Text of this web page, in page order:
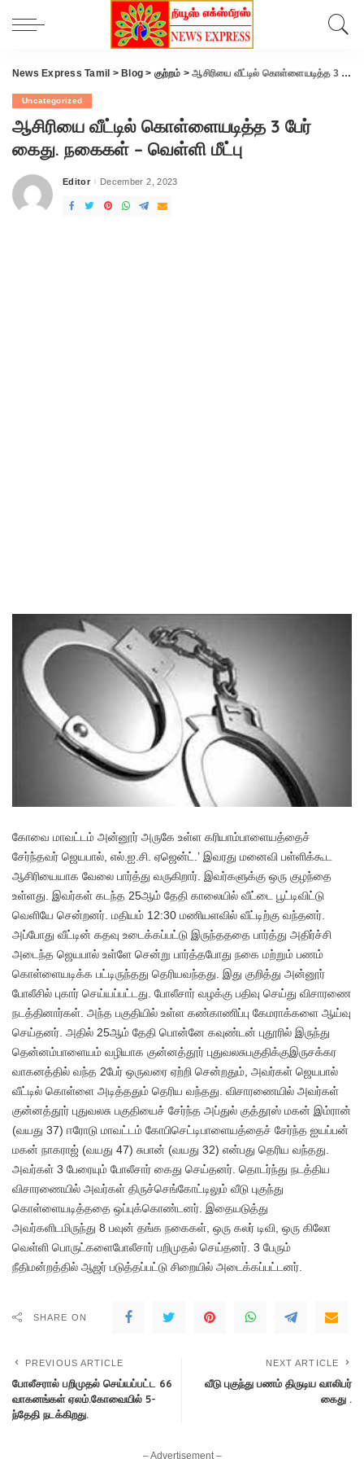
News Express Tamil > Blog > குற்றம் >ஆசிரியை வீட்டில் கொள்ளையடித்த 3 பேர் கைது. நகைகள் – வெள்ளி மீட்பு
Uncategorized
ஆசிரியை வீட்டில் கொள்ளையடித்த 3 பேர்
கைது. நகைகள் – வெள்ளி மீட்பு
Posted
Editor December 2, 2023
கோவை மாவட்டம் அன்னூர் அருகே உள்ள கரியாம்பாளையத்தைச்
சேர்ந்தவர் ஜெயபால், எல்.ஐ.சி. ஏஜென்ட்.’ இவரது மனைவி பள்ளிக்கூட
ஆசிரியையாக வேலை பார்த்து வருகிறார். இவர்களுக்கு ஒரு குழந்தை
உள்ளது. இவர்கள் கடந்த 25ஆம் தேதி காலையில் வீட்டை பூட்டிவிட்டு
வெளியே சென்றனர். மதியம் 12:30 மணியளவில் வீட்டிற்கு வந்தனர்.
அப்போது வீட்டின் கதவு உடைக்கப்பட்டு இருந்தததை பார்த்து அதிர்ச்சி
அடைந்த ஜெயபால் உள்ளே சென்று பார்த்தபோது நகை மற்றும் பணம்
கொள்ளையடிக்க பட்டிருந்தது தெரியவந்தது. இது குறித்து அன்னூர்
போலீசில் புகார் செய்யப்பட்டது. போலீசார் வழக்கு பதிவு செய்து விசாரணை
நடத்தினார்கள். அந்த பகுதியில் உள்ள கண்காணிப்பு கேமராக்களை ஆய்வு
செய்தனர். அதில் 25ஆம் தேதி பொன்னே கவுண்டன் புதூரில் இருந்து
தென்னம்பாளையம் வழியாக குன்னத்தூர் புதுவலசுபகுதிக்குஇருசக்கர
வாகனத்தில் வந்த 2பேர் ஒருவரை ஏற்றி சென்றதும், அவர்கள் ஜெயபால்
வீட்டில் கொள்ளை அடித்ததும் தெரிய வந்தது. விசாரணையில் அவர்கள்
குன்னத்தூர் புதுவலசு பகுதியைச் சேர்ந்த அப்துல் குத்தூஸ் மகன் இம்ரான்
(வயது 37) ஈரோடு மாவட்டம் கோபிசெட்டிபாளையத்தைச் சேர்ந்த ஐயப்பன்
மகன் நாகராஜ் (வயது 47) சுபான் (வயது 32) என்பது தெரிய வந்தது.
அவர்கள் 3 பேரையும் போலீசார் கைது செய்தனர். தொடர்ந்து நடத்திய
விசாரணையில் அவர்கள் திருச்செங்கோட்டிலும் வீடு புகுந்து
கொள்ளையடித்ததை ஒப்புக்கொண்டனர். இதையடுத்து
அவர்களிடமிருந்து 8 பவுன் தங்க நகைகள், ஒரு கலர் டிவி, ஒரு கிலோ
வெள்ளி பொருட்களைபோலீசார் பறிமுதல் செய்தனர். 3 பேரும்
நீதிமன்றத்தில் ஆஜர் படுத்தப்பட்டு சிறையில் அடைக்கப்பட்டனர்.
SHARE ON
PREVIOUS ARTICLE
போலீசரால் பறிமுதல் செய்யப்பட்ட 66
வாகனங்கள் ஏலம்.கோவையில் 5-
ந்தேதி நடக்கிறது.
NEXT ARTICLE
வீடு புகுந்து பணம் திருடிய வாலிபர்
கைது .
– Advertisement –